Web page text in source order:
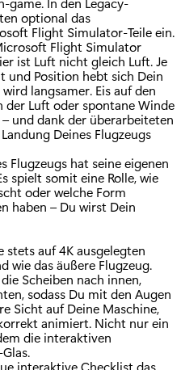
optional das
Flight Simulator-Teile ein.
Flight Simulator
ist Luft nicht gleich Luft. Je
und Position hebt sich Dein
langsamer. Eis auf den
der Luft oder spontane Winde
und dank der überarbeiteten
Deines Flugzeugs
Flugzeugs hat seine eigenen
spielt somit eine Rolle, wie
oder welche Form
haben – Du wirst Dein
auf 4K ausgelegten
wie das äußere Flugzeug.
Scheiben nach innen,
sodass Du mit den Augen
Sicht auf Deine Maschine,
animiert. Nicht nur ein
die interaktiven